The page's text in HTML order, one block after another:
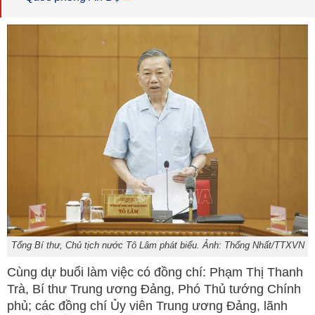
Tổng Bí thư, Chủ tịch nước Tô Lâm phát biểu. Ảnh: Thống Nhất/TTXVN
Cùng dự buổi làm việc có đồng chí: Phạm Thị Thanh
Trà, Bí thư Trung ương Đảng, Phó Thủ tướng Chính
phủ; các đồng chí Ủy viên Trung ương Đảng, lãnh